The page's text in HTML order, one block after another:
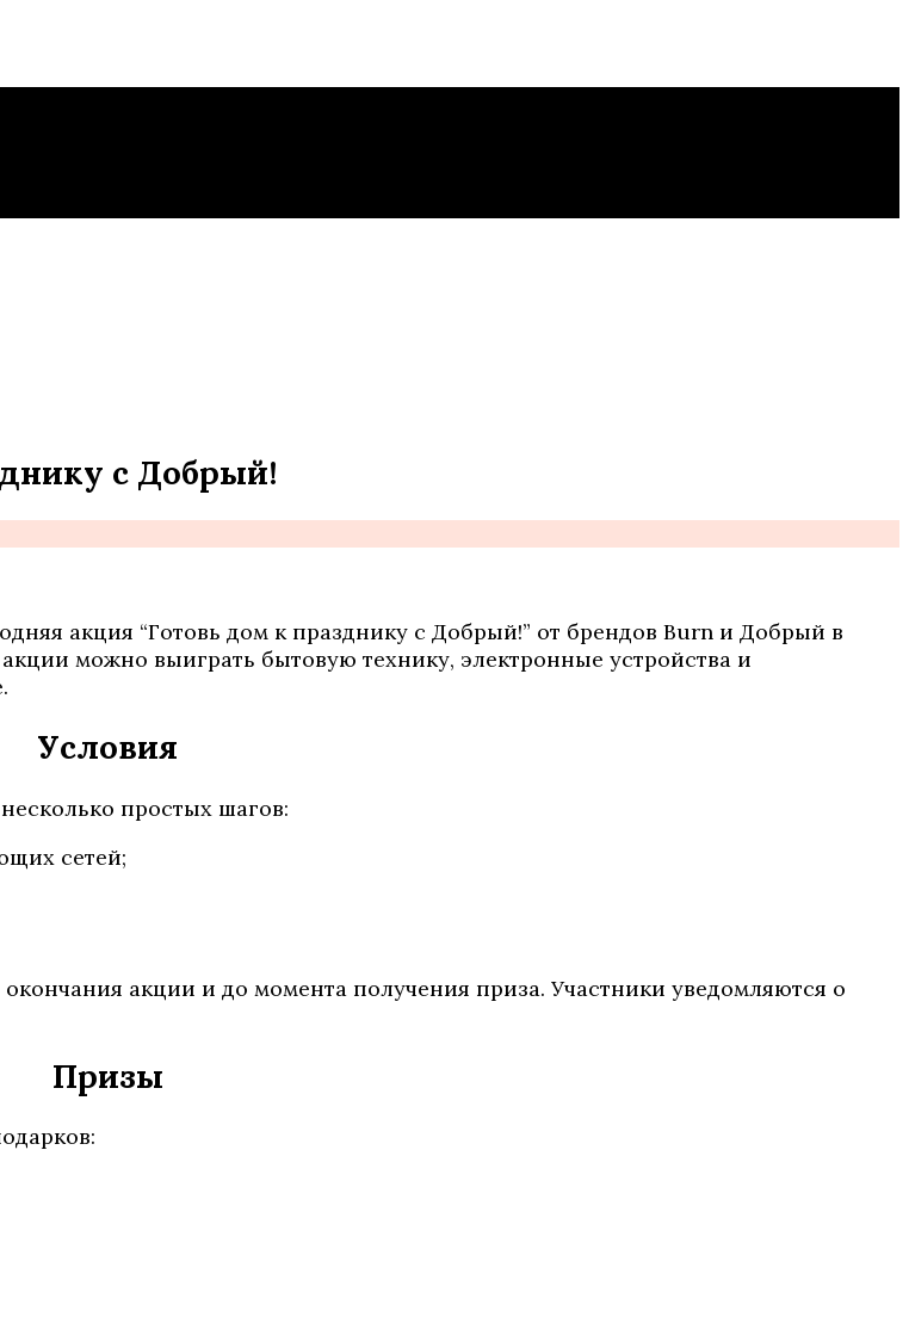
с Добрый!
акция “Готовь дом к празднику с Добрый!” от брендов Burn и Добрый в
можно выиграть бытовую технику, электронные устройства и
Условия
простых шагов:
сетей;
акции и до момента получения приза. Участники уведомляются о
Призы